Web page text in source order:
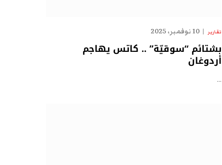
تقارير 10 نوفمبر، 2025
بشتائم “سوقيّة” .. كاتس يهاجم
أردوغان
…